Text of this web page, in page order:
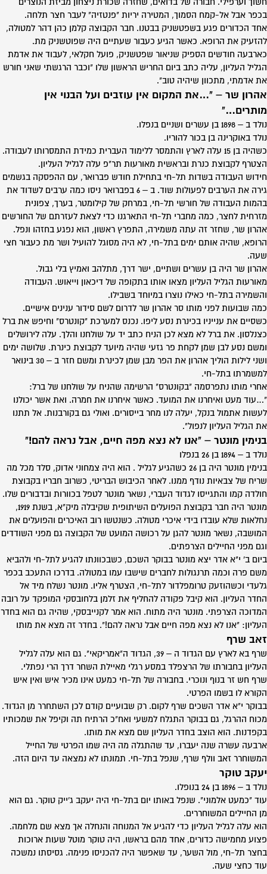
חשוך וערפילי. חבורה של בדואים, שחזרה שכורת ניצחון מביזת הנוצרים
בכפר אבל אל-קמח הסמוך, המטירה יריות "פנטזיה" לעבר חצר תלחה.
אחד הכדורים פגע בשפטשניק בבטנו. חבר הקבוצה קלמן כהן דהר למטולה,
להזעיק את הרופא. כאשר הגיע כעבור שעתיים היה שפוטשניק מת.
כארבעה חודשים הספיק שניאור שפטשניק, פועל חקלאי, לעבוד את אדמת
הגליל העליון, עליה כתב ביום החריש הראשון שלו "וכבר הרגשתי שאני חורש
את אדמתי, מתכוון שיהיה טוב".
אהרון שר – "…את המקום אין עוזבים ועל הבנוי אין
מותרים…"
נולד ב – 1898 בן עשרים ושניים בנפלו.
נולד באוקרינה בן בכור להוריו.
כשהיה בן 15 עלה לארץ והתמסר ללימוד העברית כמידת התמסרותו לעבודה.
הצטרף לקבוצת כנרת ובראשית מאורעות תר"פ עלה לגליל העליון.
חידוש העבודה בשדות תל-חי בתחילת חודש פברואר, עם ההפסקה בגשמים
גירה את הערבים לפעולות שוד. ב – 6 בפברואר ניסו כמה ערבים לשדוד את
בהמות העבודה של חורשי תל-חי, במרחק של קילומטר, בערך, צפונית
מזרחית לחצר, כמה מחברי תל-חי התארגנו כדי לצאת לעזרתם של החורשים
אהרון שר, שחזר זה עתה משמירה, התפרץ ראשון, הוא נפגע בחזהו ונפל.
הרופא, שהיה אותם ימים בתל-חי, לא היה מסוגל להועיל ושר מת כעבור חצי
שעה.
אהרון שר היה בן עשרים ושתיים, ישר דרך, מתלהב ואמיץ בלי גבול.
מאורעות הגליל העליון מצאו אותו בתקופה של דיכאון וייאוש. העבודה
והשמירה בתל-חי כאילו נוצרו במיוחד בשבילו.
כמה שבועות לפני מותו סר אהרון שר לדרום לשם סידור ענינים אישיים.
כשסיים את ענייניו בכינרת נסע ליפו. נכנס למערכת "קונטרס" וחיפש את ברל
כצנלסון. את ברל לא מצא לכן הניח כתב יד על שולחנו והלך. עלה לירושלים
ומשם נסע לבן שמן לקחת פר גזעי שהיה מיועד לקבוצת כינרת. שלושה ימים
ושני לילות הוליך אהרון את הפר מבן שמן לכינרת ומשם חזר ב – 30 בינואר
למשמרתו בתל-חי.
אחרי מותו נתפרסמה "בקונטרס" הרשימה שהניח על שולחנו של ברל:
"…עוד מעט ואיחרנו את המועד. כאשר איחרנו את חמרה. ואת אשר יכולנו
לעשות אתמול בנקל, יעלה לנו מחר בייסורים. ואולי גם בקורבנות. אל תתנו
את הגליל העליון לנפול".
בנימין מונטר – "אנו לא נצא מפה חיים, אבל נראה להם!"
נולד ב – 1894 בן 26 בנפלו
בנימין מונטר היה בן 26 כשהגיע לגליל . הוא היה צמחוני אדוק, סלד מכל מה
שריח של צבאיות נודף ממנו. לאחר הכיבוש הבריטי, כשרוב חבריו בקבוצת
חולדה קמו והתגייסו לגדוד העברי, נשאר מונטר לטפל בכוורות ובדבורים שלו.
מונטר היה חבר בקבוצת הפועלים השיתופית שקיבלה מיק"א, בשנת 1919,
נחלאות שלא עובדו בידי איכרי מטולה. כשנטשו רוב האיכרים והפועלים את
המושבה, נשאר מונטר להגן על רכושה המועט של הקבוצה גם מפני השודדים
וגם מפני החיילים הצרפתים.
ביום ב' י"א אדר יצא מונטר בבוקר השכם, כשבכוונתו להגיע לתל-חי ולהביא
משם פרה וכמה תרנגולות לחברים שישבו עמו במטולה. בדרכו התעכב בכפר
גלעדי וכשהוזעק טרומפלדור לתל-חי, הצטרף אליו. מונטר נשלח מיד אל
החדר העליון. הוא קיבל פקודה להחליף את זלמן בלחובסקי המופקד על רובה
המדוכה הצרפתי. מונטר היה מתוח. הוא אמר לקנייבסקי, שהיה גם הוא בחדר
העליון: "אנו לא נצא מפה חיים אבל נראה להם!". בחדר זה מצא את מותו
זאב שרף
שרף בא לארץ עם הגדוד ה – 39, הגדוד ה"אמריקאי". גם הוא עלה לגליל
העליון בחבורתו של הרצפלד במסע רגלי מאיילת השחר דרך הרי נפתלי.
שרף חש זר בנוף ונוכרי. בחבורה של תל-חי כמעט אינו מכיר איש ואין איש
הקורא לו בשמו הפרטי.
בבוקר י"א אדר השכים שרף לקום. רק שבועיים קודם לכן השתחרר מן הגדוד.
מכוח ההרגל, גם בבוקר התגלח למשעי ואח"כ הרתיח תה וקיפל את שמכותיו
בקפדנות. הוא הוצב בחדר העליון שם מצא את מותו.
ארבעה עשרה שנה יעברו, עד שהתגלה מה היה שמו הפרטי של החייל
המשוחרר זאב וולף שרף, שנפל בתל-חי. תמונתו לא נמצאה עד היום הזה.
יעקב טוקר
נולד ב – 1896 בן 24 בנופלו.
עוד "כמעט אלמוני". שנפל באותו יום בתל-חי היה יעקב ג'ייק טוקר. גם הוא
מן החיילים המשוחררים.
הוא עלה לגליל העליון כדי להגיע אל המנוחה והנחלה אך מצא שם מלחמה.
פצוע מחמישה כדורים, אחד מהם בראשו, היה טוקר מוטל שעות ארוכות
בחצר תל-חי, מול השער, עד שאפשר היה להכניסו פנימה. גסיסתו נמשכה
עוד כחצי שעה.